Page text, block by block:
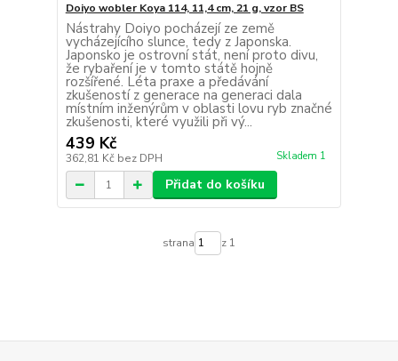
Doiyo wobler Koya 114, 11,4 cm, 21 g, vzor BS
Nástrahy Doiyo pocházejí ze země
vycházejícího slunce, tedy z Japonska.
Japonsko je ostrovní stát, není proto divu,
že rybaření je v tomto státě hojně
rozšířené. Léta praxe a předávání
zkušeností z generace na generaci dala
místním inženýrům v oblasti lovu ryb značné
zkušenosti, které využili při vý...
439 Kč
362,81 Kč bez DPH Skladem 1
Přidat do košíku
strana z 1